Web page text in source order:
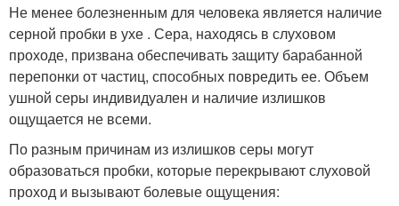
Не менее болезненным для человека является наличие
серной пробки в ухе . Сера, находясь в слуховом
проходе, призвана обеспечивать защиту барабанной
перепонки от частиц, способных повредить ее. Объем
ушной серы индивидуален и наличие излишков
ощущается не всеми.
По разным причинам из излишков серы могут
образоваться пробки, которые перекрывают слуховой
проход и вызывают болевые ощущения: